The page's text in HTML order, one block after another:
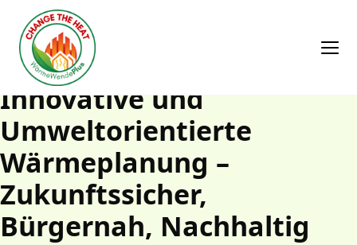
Innovative und
Umweltorientierte
Wärmeplanung –
Zukunftssicher,
Bürgernah, Nachhaltig